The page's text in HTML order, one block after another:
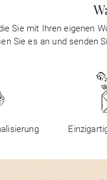
Sie mit Ihren eigenen
Sie es an und senden